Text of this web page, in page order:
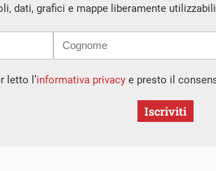
dati, grafici e mappe liberamente
letto l’informativa privacye presto il
Iscriviti